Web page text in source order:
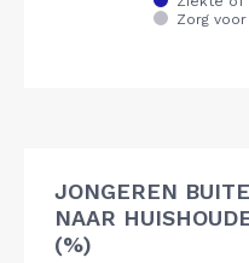
JONGEREN
NAAR
(%)